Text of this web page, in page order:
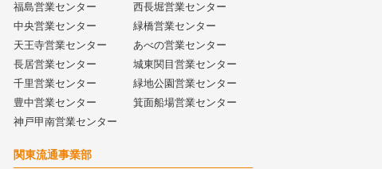
福島営業センター
西長堀営業センター
中央営業センター
緑橋営業センター
天王寺営業センター
あべの営業センター
長居営業センター
城東関目営業センター
千里営業センター
緑地公園営業センター
豊中営業センター
箕面船場営業センター
神戸甲南営業センター
関東流通事業部